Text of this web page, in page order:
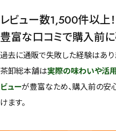
レビュー数1,500件以上！
豊富な口コミで購入前
過去に通販で失敗した経験はあり
茶卸総本舗は実際の味わいや活
ビューが豊富なため、購入前の安
けます。